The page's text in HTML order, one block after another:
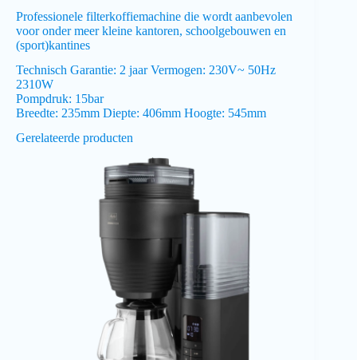
Professionele filterkoffiemachine die wordt aanbevolen
voor onder meer kleine kantoren, schoolgebouwen en
(sport)kantines
Technisch Garantie: 2 jaar Vermogen: 230V~ 50Hz
2310W
Pompdruk: 15bar
Breedte: 235mm Diepte: 406mm Hoogte: 545mm
Gerelateerde producten